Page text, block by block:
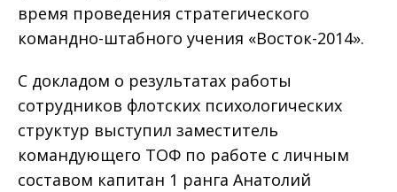
время проведения стратегического
командно-штабного учения «Восток-2014».
С докладом о результатах работы
сотрудников флотских психологических
структур выступил заместитель
командующего ТОФ по работе с личным
составом капитан 1 ранга Анатолий